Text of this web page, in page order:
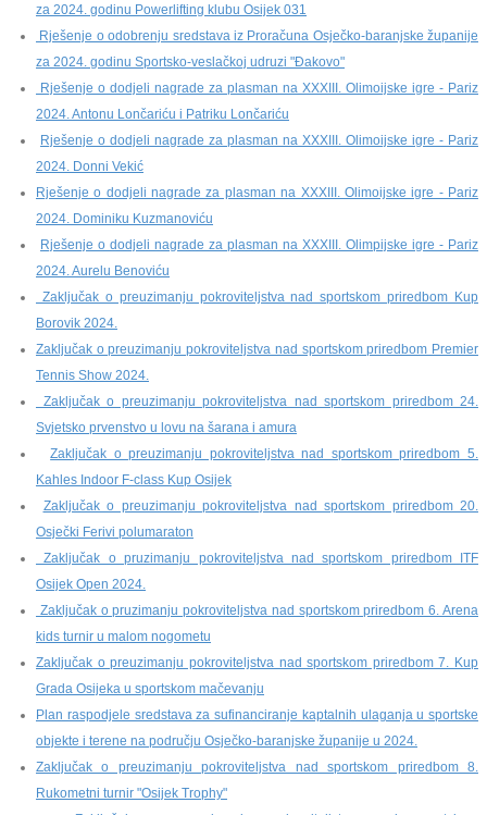
za 2024. godinu Powerlifting klubu Osijek 031
Rješenje o odobrenju sredstava iz Proračuna Osječko-baranjske županije
za 2024. godinu Sportsko-veslačkoj udruzi "Đakovo"
Rješenje o dodjeli nagrade za plasman na XXXIII. Olimoijske igre - Pariz
2024. Antonu Lončariću i Patriku Lončariću
Rješenje o dodjeli nagrade za plasman na XXXIII. Olimoijske igre - Pariz
2024. Donni Vekić
Rješenje o dodjeli nagrade za plasman na XXXIII. Olimoijske igre - Pariz
2024. Dominiku Kuzmanoviću
Rješenje o dodjeli nagrade za plasman na XXXIII. Olimpijske igre - Pariz
2024. Aurelu Benoviću
Zaključak o preuzimanju pokroviteljstva nad sportskom priredbom Kup
Borovik 2024.
Zaključak o preuzimanju pokroviteljstva nad sportskom priredbom Premier
Tennis Show 2024.
Zaključak o preuzimanju pokroviteljstva nad sportskom priredbom 24.
Svjetsko prvenstvo u lovu na šarana i amura
Zaključak o preuzimanju pokroviteljstva nad sportskom priredbom 5.
Kahles Indoor F-class Kup Osijek
Zaključak o preuzimanju pokroviteljstva nad sportskom priredbom 20.
Osječki Ferivi polumaraton
Zaključak o pruzimanju pokroviteljstva nad sportskom priredbom ITF
Osijek Open 2024.
Zaključak o pruzimanju pokroviteljstva nad sportskom priredbom 6. Arena
kids turnir u malom nogometu
Zaključak o preuzimanju pokroviteljstva nad sportskom priredbom 7. Kup
Grada Osijeka u sportskom mačevanju
Plan raspodjele sredstava za sufinanciranje kaptalnih ulaganja u sportske
objekte i terene na području Osječko-baranjske županije u 2024.
Zaključak o preuzimanju pokroviteljstva nad sportskom priredbom 8.
Rukometni turnir "Osijek Trophy"